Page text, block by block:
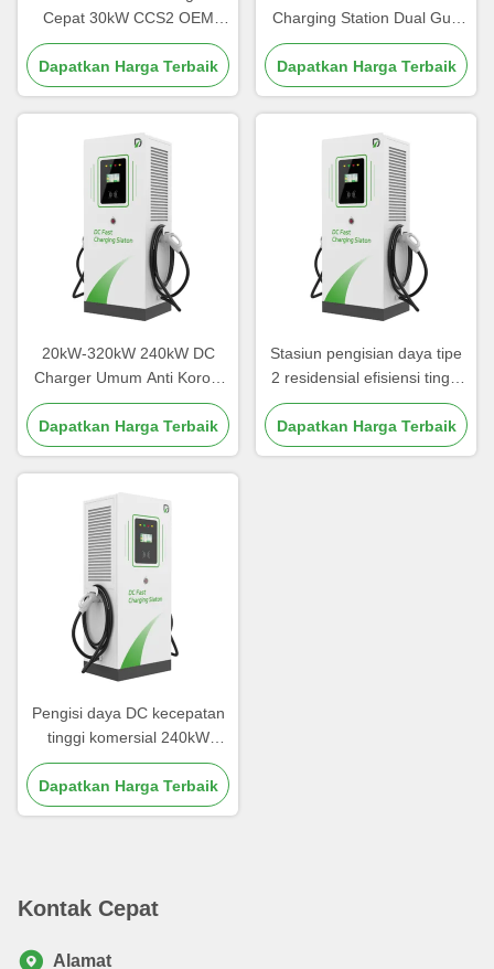
Cepat 30kW CCS2 OEM
ODM Dengan Pengolahan
Anti Korosi
Dapatkan Harga Terbaik
Charging Station Dual Gun
dengan Multiple Protection
Mechanisms
Dapatkan Harga Terbaik
20kW-320kW 240kW DC
Charger Umum Anti Korosi
Casing Baja Galvanis
Dapatkan Harga Terbaik
Stasiun pengisian daya tipe
2 residensial efisiensi tinggi
pengisi daya mobil hibrida
Dapatkan Harga Terbaik
Pengisi daya DC kecepatan
tinggi komersial 240kW
untuk stasiun pengisian
umum
Dapatkan Harga Terbaik
Kontak Cepat
Alamat